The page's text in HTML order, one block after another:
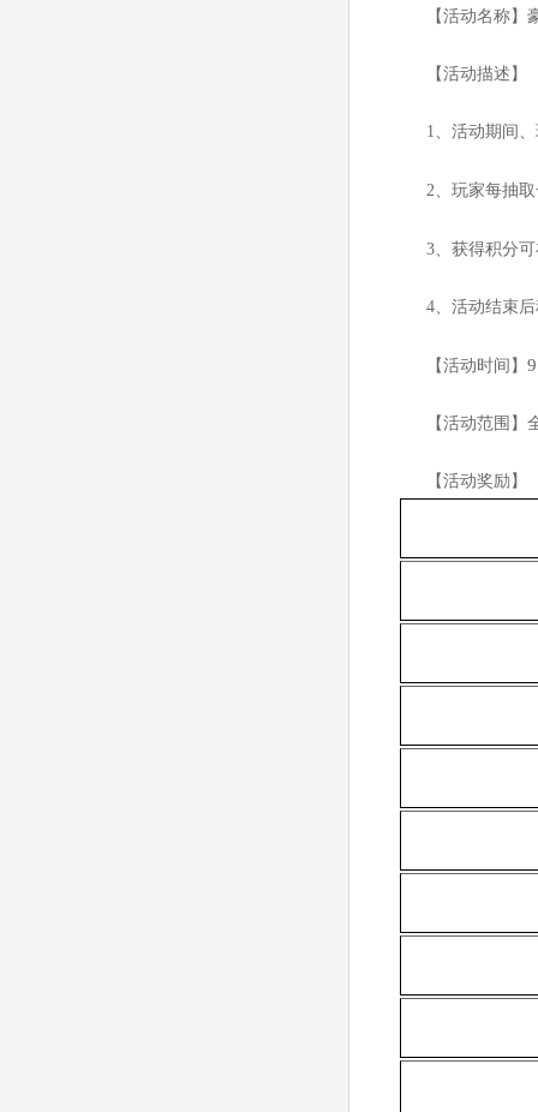
【活动名称】
【活动描述】
1、活动期间
2、玩家每抽
3、获得积分
4、活动结束
【活动时间】
【活动范围】
【活动奖励】